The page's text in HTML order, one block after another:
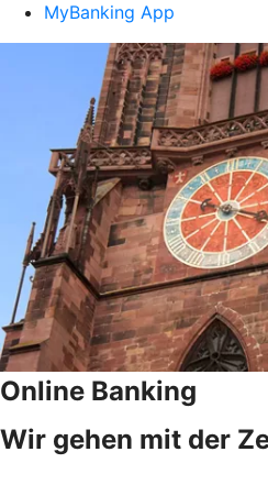
MyBanking App
Online Banking
Wir gehen mit der